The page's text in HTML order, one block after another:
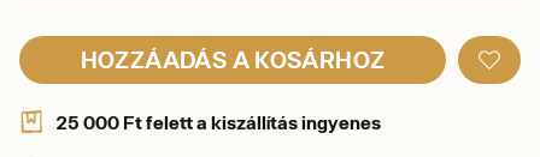
HOZZÁADÁS A KOSÁRHOZ
25 000 Ft felett a kiszállítás ingyenes